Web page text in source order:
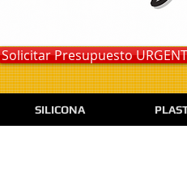
Solicitar Presupuesto
SILICONA